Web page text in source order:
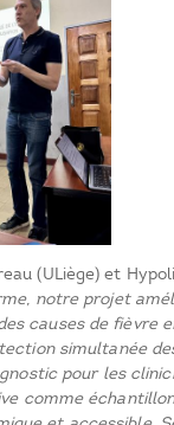
(ULiège) et
notre projet
causes de fièvre
simultanée
pour les
comme